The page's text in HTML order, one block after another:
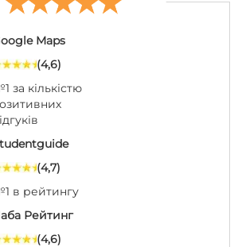
Maps
(4,6)
за кількістю
(4,7)
в рейтингу
Рейтинг
(4,6)